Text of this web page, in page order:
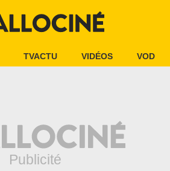
TVACTU VIDÉOS VOD